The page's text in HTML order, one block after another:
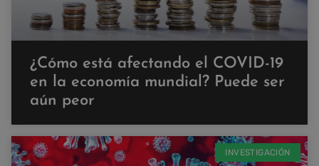
¿Cómo está afectando el COVID-19
en la economía mundial? Puede ser
aún peor
INVESTIGACIÓN